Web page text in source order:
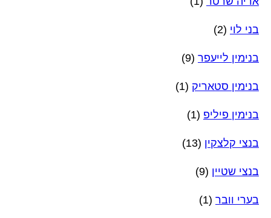
בני לוי (2)
בנימין לייעפר (9)
בנימין סטאריק (1)
בנימין פיליפ (1)
בנצי קלצקין (13)
בנצי שטיין (9)
בערי וובר (1)